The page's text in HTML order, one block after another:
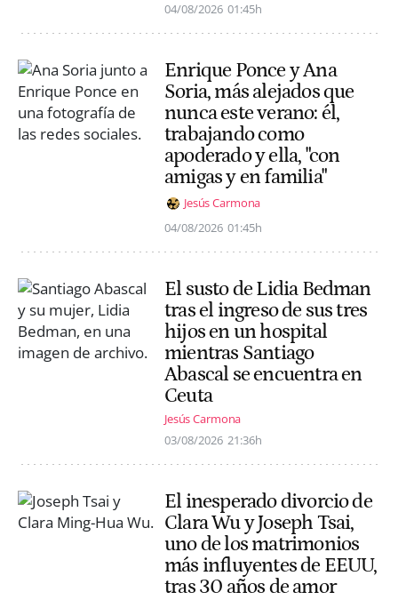
04/08/2026 01:45h
Enrique Ponce y Ana
Soria, más alejados que
nunca este verano: él,
trabajando como
apoderado y ella, "con
amigas y en familia"
Jesús Carmona
04/08/2026 01:45h
El susto de Lidia Bedman
tras el ingreso de sus tres
hijos en un hospital
mientras Santiago
Abascal se encuentra en
Ceuta
Jesús Carmona
03/08/2026 21:36h
El inesperado divorcio de
Clara Wu y Joseph Tsai,
uno de los matrimonios
más influyentes de EEUU,
tras 30 años de amor